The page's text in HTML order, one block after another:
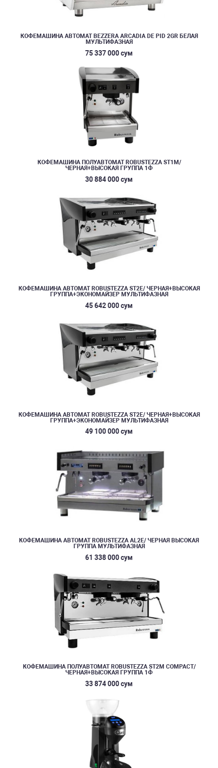
КОФЕМАШИНА АВТОМАТ BEZZERA ARCADIA DE PID 2GR БЕЛАЯ
МУЛЬТИФАЗНАЯ
75 337 000 сум
КОФЕМАШИНА ПОЛУАВТОМАТ ROBUSTEZZA ST1M/
ЧЕРНАЯ+ВЫСОКАЯ ГРУППА 1Ф
30 884 000 сум
КОФЕМАШИНА АВТОМАТ ROBUSTEZZA ST2E/ ЧЕРНАЯ+ВЫСОКАЯ
ГРУППА+ЭКОНОМАЙЗЕР МУЛЬТИФАЗНАЯ
45 642 000 сум
КОФЕМАШИНА АВТОМАТ ROBUSTEZZA ST2E/ ЧЕРНАЯ+ВЫСОКАЯ
ГРУППА+ЭКОНОМАЙЗЕР МУЛЬТИФАЗНАЯ
49 100 000 сум
КОФЕМАШИНА АВТОМАТ ROBUSTEZZA AL2E/ ЧЕРНАЯ ВЫСОКАЯ
ГРУППА МУЛЬТИФАЗНАЯ
61 338 000 сум
КОФЕМАШИНА ПОЛУАВТОМАТ ROBUSTEZZA ST2M COMPACT/
ЧЕРНАЯ+ВЫСОКАЯ ГРУППА 1Ф
33 874 000 сум